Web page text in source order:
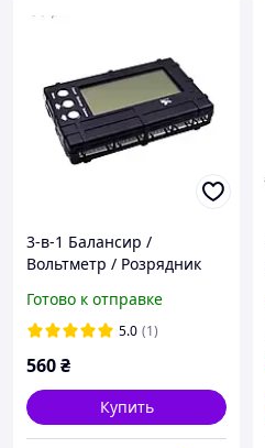
3-в-1 Балансир /
Вольтметр / Розрядник
балансировочные
зарядное устройство,RC
Готово к отправке
5.0 (1)
560₴
Купить